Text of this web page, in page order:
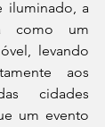
iluminado, a
como um
levando
aos
cidades
um evento